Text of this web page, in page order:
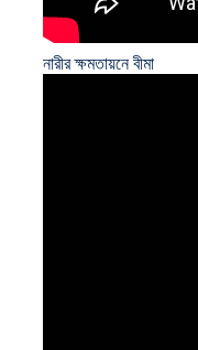
নারীর ক্ষমতায়নে বীমা